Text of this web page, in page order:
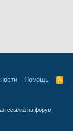
Помощь
R
ссылка на форум